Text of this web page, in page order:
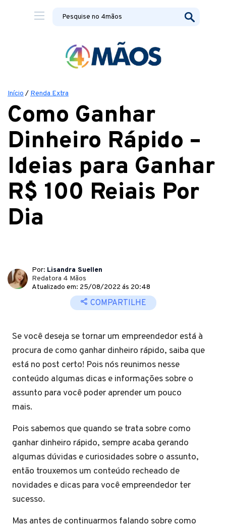
Início / Renda Extra
Como Ganhar
Dinheiro Rápido –
Ideias para Ganhar
R$ 100 Reiais Por
Dia
Por: Lisandra Suellen
Redatora 4 Mãos
Atualizado em: 25/08/2022 ás 20:48
COMPARTILHE
Se você deseja se tornar um empreendedor está à
procura de como ganhar dinheiro rápido, saiba que
está no post certo! Pois nós reunimos nesse
conteúdo algumas dicas e informações sobre o
assunto para você poder aprender um pouco
mais.
Pois sabemos que quando se trata sobre como
ganhar dinheiro rápido, sempre acaba gerando
algumas dúvidas e curiosidades sobre o assunto,
então trouxemos um conteúdo recheado de
novidades e dicas para você empreendedor ter
sucesso.
Mas antes de continuarmos falando sobre como